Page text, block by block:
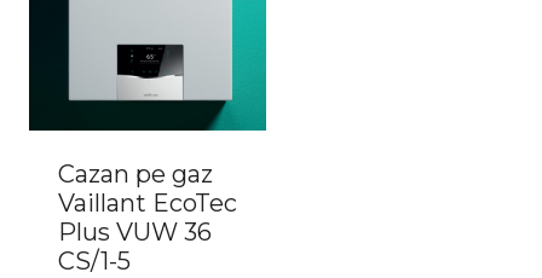
Cazan pe gaz
Vaillant EcoTec
Plus VUW 36
CS/1-5